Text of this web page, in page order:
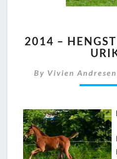
–
2014 –
By Vivien Andresen